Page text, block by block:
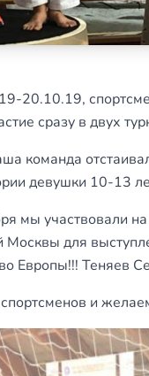
20.10.19,
сразу в двух
команда
девушки 10-13
мы участвовали
Москвы для
Европы!!! Теняев
и